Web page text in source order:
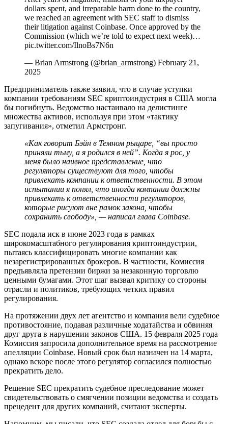
dollars spent, and irreparable harm done to the country,
we reached an agreement with SEC staff to dismiss
their litigation against Coinbase. Once approved by the
Commission (which we’re told to expect next week)…
pic.twitter.com/IlnoBs7N6n
— Brian Armstrong (@brian_armstrong) February 21,
2025
Предприниматель также заявил, что в случае уступки
компании требованиям SEC криптоиндустрия в США могла
бы погибнуть. Ведомство настаивало на делистинге
множества активов, используя при этом «тактику
запугивания», отметил Армстронг.
«Как говорит Бэйн в Темном рыцаре, “вы просто
приняли тьму, а я родился в ней”. Когда я рос, у
меня было наивное представление, что
регуляторы существуют для того, чтобы
привлекать компании к ответственности. В этом
испытании я понял, что иногда компании должны
привлекать к ответственности регуляторов,
которые рисуют вне рамок закона, чтобы
сохранить свободу», — написал глава Coinbase.
SEC подала иск в июне 2023 года в рамках
широкомасштабного регулирования криптоиндустрии,
пытаясь классифицировать многие компании как
незарегистрированных брокеров. В частности, Комиссия
предъявляла претензии биржи за незаконную торговлю
ценными бумагами. Этот шаг вызвал критику со стороны
отрасли и политиков, требующих четких правил
регулирования.
На протяжении двух лет агентство и компания вели судебное
противостояние, подавая различные ходатайства и обвиняя
друг друга в нарушении законов США. 15 февраля 2025 года
Комиссия запросила дополнительное время на рассмотрение
апелляции Coinbase. Новый срок был назначен на 14 марта,
однако вскоре после этого регулятор согласился полностью
прекратить дело.
Решение SEC прекратить судебное преследование может
свидетельствовать о смягчении позиции ведомства и создать
прецедент для других компаний, считают эксперты.